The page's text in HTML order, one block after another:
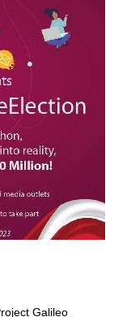
Galileo